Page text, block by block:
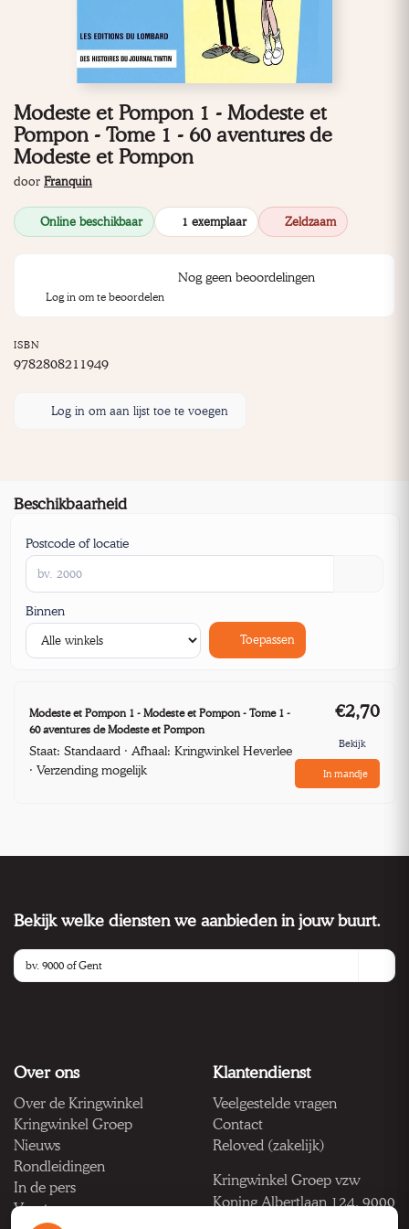
Modeste et Pompon 1 - Modeste et
Pompon - Tome 1 - 60 aventures de
Modeste et Pompon
door Franquin
Online beschikbaar 1 exemplaar Zeldzaam
Nog geen beoordelingen
Log in om te beoordelen
ISBN
9782808211949
Log in om aan lijst toe te voegen
Beschikbaarheid
Postcode of locatie
Binnen
Toepassen
Modeste et Pompon 1 - Modeste et Pompon - Tome 1 -
60 aventures de Modeste et Pompon
Staat: Standaard · Afhaal: Kringwinkel Heverlee
· Verzending mogelijk
€2,70
Bekijk
In mandje
Bekijk welke diensten we aanbieden in jouw buurt.
Over ons
Over de Kringwinkel
Kringwinkel Groep
Nieuws
Rondleidingen
In de pers
Vacatures
Klantendienst
Veelgestelde vragen
Contact
Reloved (zakelijk)
Kringwinkel Groep vzw
Koning Albertlaan 124, 9000